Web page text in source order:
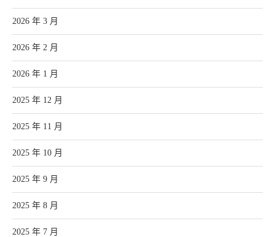
2026 年 3 月
2026 年 2 月
2026 年 1 月
2025 年 12 月
2025 年 11 月
2025 年 10 月
2025 年 9 月
2025 年 8 月
2025 年 7 月